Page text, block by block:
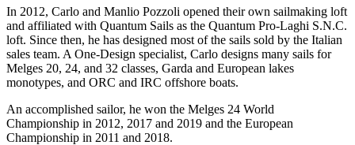
In 2012, Carlo and Manlio Pozzoli opened their own sailmaking loft
and affiliated with Quantum Sails as the Quantum Pro-Laghi S.N.C.
loft. Since then, he has designed most of the sails sold by the Italian
sales team. A One-Design specialist, Carlo designs many sails for
Melges 20, 24, and 32 classes, Garda and European lakes
monotypes, and ORC and IRC offshore boats.
An accomplished sailor, he won the Melges 24 World
Championship in 2012, 2017 and 2019 and the European
Championship in 2011 and 2018.